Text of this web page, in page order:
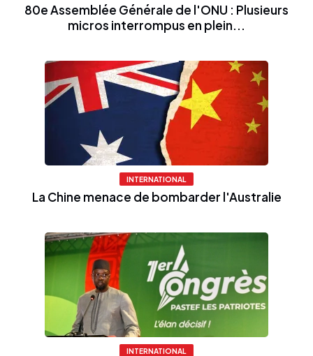
80e Assemblée Générale de l'ONU : Plusieurs
micros interrompus en plein...
INTERNATIONAL
La Chine menace de bombarder l'Australie
INTERNATIONAL